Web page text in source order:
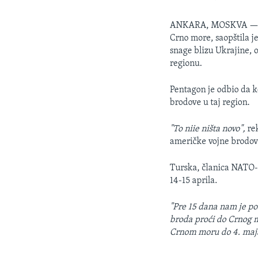
ANKARA, MOSKVA —
Crno more, saopštila
snage blizu Ukrajine,
regionu.
Pentagon je odbio da
brodove u taj region.
"To niie ništa novo",
američke vojne
Turska, članica
14-15 aprila.
"Pre 15 dana nam je
broda proći do Crnog
Crnom moru do 4.